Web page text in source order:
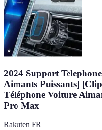
2024 Support
Aimants Puissants]
Téléphone Voiture
Pro Max
Rakuten FR